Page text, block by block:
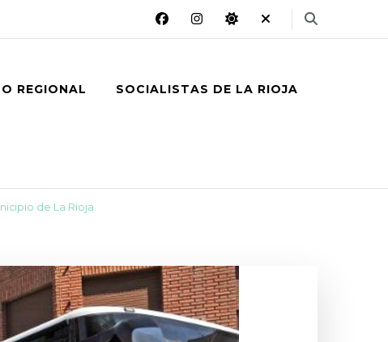
REGIONAL SOCIALISTAS DE LA RIOJA
de La Rioja